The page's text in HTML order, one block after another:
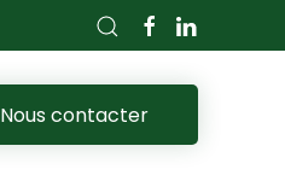
Nous contacter